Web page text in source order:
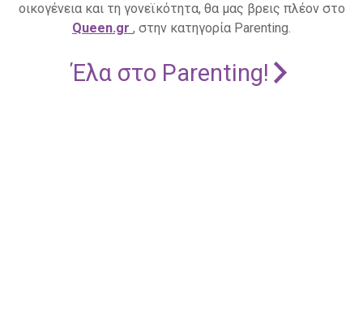
οικογένεια και τη γονεϊκότητα, θα μας βρεις πλέον στο
Queen.gr , στην κατηγορία Parenting.
Έλα στο Parenting!